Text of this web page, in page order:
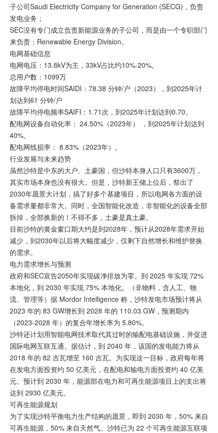
子公司Saudi Electricity Company for Generation (SECG)，负责
发电业务；
SEC没有专门成立负责新能源业务的子公司，而是由一个专职部门
来负责：Renewable Energy Division。
电网基础信息
电网电压：13.8kV为主，33kV占比约10%-20%。
总用户数：1099万
故障平均停电时间SAIDI：78.38 分钟/户（2023），到2025年计
划达到61 分钟/户
故障平均停电频率SAIFI：1.71次，到2025年计划达到0.70。
配电网设备自动化率： 24.50%（2023年） ，到2025年计划达到
40%。
配电网线损率： 8.83%（2023年）。
行业发展与未来趋势
虽然沙特是中东的大户、土豪国，但沙特本身人口只有3600万，
其实市场本身也没有很大。但是，沙特新王储上位后，祭出了
2030年愿景大计划，搞了好多个基建项目，所以电网各方面的设
备需求量都非常大。同时，全国智能化改造，非智能化的设备全部
拆掉，全部换新的！不得不多，土豪是真土豪。
目前沙特的黄金窗口期大约是到2028年，预计从2028年需求开始
减少，到2030年以后将大幅度减少，仅剩下自然增长和维护替换
的需求。
电力需求增长与预测
政府和SEC宣告2050年实现碳净排放为零。到 2025 年实现 72%
本地化，到 2030 年实现 75% 本地化。（非物料，含人工、物
流、管理等）据 Mordor Intelligence 称，沙特发电市场预计将从
2023 年的 83 GW增长到 2028 年的 110.03 GW，预测期内
（2023-2028 年）的复合年增长率为 5.80%。
沙特还计划用智能电网技术取代其过时的输配电基础设施，并促进
国际电网互联互通。据估计，到 2040 年，该国的发电能力将从
2018 年的 82 吉瓦增至 160 吉瓦。为实现这一目标，政府每年将
在发电方面投资约 50 亿美元，在配电和输电方面投资约 40 亿美
元。预计到 2030 年，能源部在电力和可再生能源项目上的支出将
达到 2930 亿美元。
可再生能源规划
为了实现沙特平衡电力生产结构的愿景，即到 2030 年，50% 来自
可再生能源，50% 来自天然气。沙特已为 22 个可再生能源互联项